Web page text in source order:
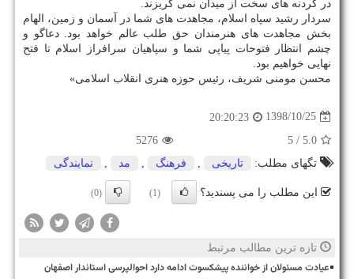
در گردنه های سخت از میدان نمی گریزند.
سردار رشید سپاه اسلام، مجاهدت های شما در آسمان و زمین، الهام
بخش مجاهدت های هنرمندان حق طلب عالم خواهد بود. دعاگو و
چشم انتظار فتوحات پیاپی شما و سپاهیان سرافراز اسلام تا فتح
نهایی خواهیم بود.
محسن مومنی شریف، رئیس حوزه هنری انقلاب اسلامی»
1398/10/25
20:20:23
5.0
/ 5
5276
تگهای مطلب:
تاریخی , فرهنگ , مد , نمایندگی
این مطلب را می پسندید؟ (1)
(0)
تازه ترین مطالب مرتبط
عیادت مسئولان از خواننده پیشکسوت ادامه دارد احوالپرسی استاندار اصفهان